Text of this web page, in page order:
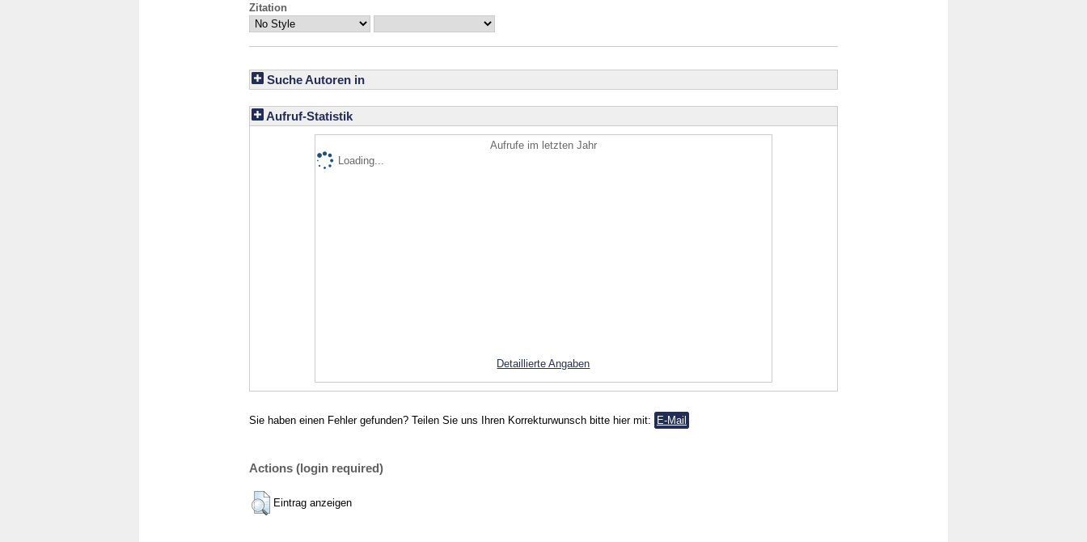
Zitation
Suche Autoren in
Aufruf-Statistik
Aufrufe im letzten Jahr
Loading...
Detaillierte Angaben
Sie haben einen Fehler gefunden? Teilen Sie uns Ihren Korrekturwunsch bitte hier mit: E-Mail
Actions (login required)
Eintrag anzeigen